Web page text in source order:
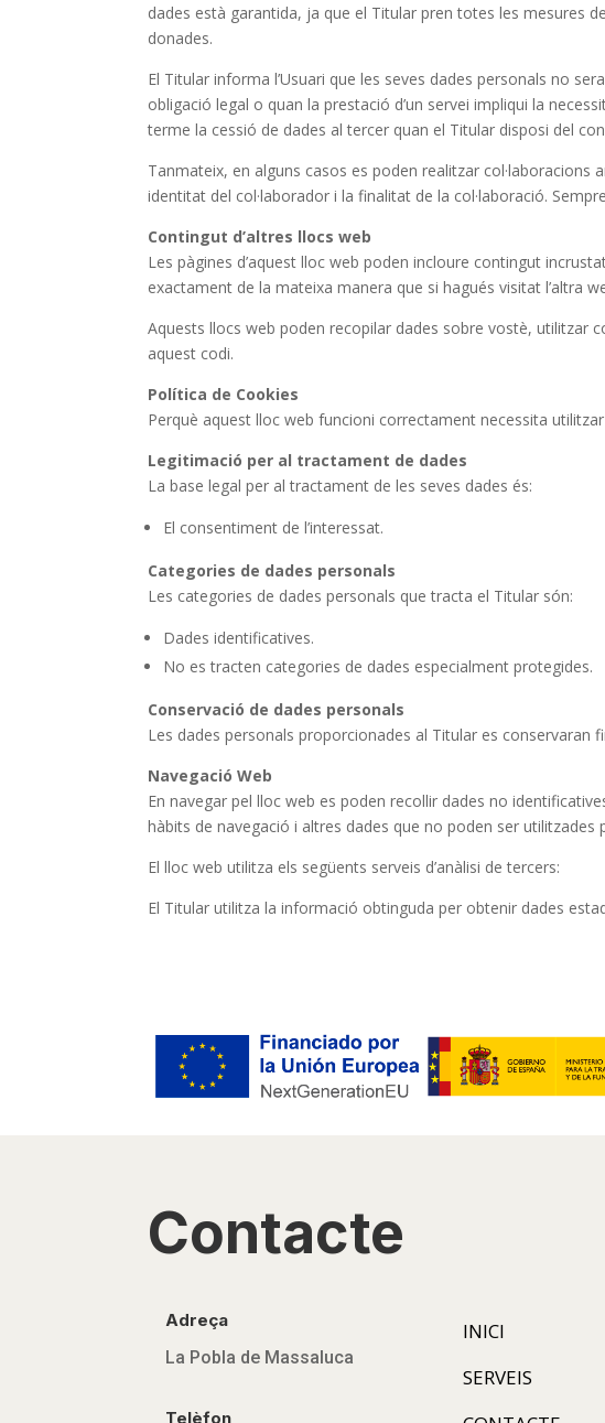
dades està garantida, ja que el Titular pren totes les mesures
donades.
El Titular informa l’Usuari que les seves dades personals no
obligació legal o quan la prestació d’un servei impliqui la
terme la cessió de dades al tercer quan el Titular disposi del
Tanmateix, en alguns casos es poden realitzar
identitat del col·laborador i la finalitat de la col·laboració.
Contingut d’altres llocs web
Les pàgines d’aquest lloc web poden incloure contingut
exactament de la mateixa manera que si hagués visitat l’altra
Aquests llocs web poden recopilar dades sobre vostè, utilitzar
aquest codi.
Política de Cookies
Perquè aquest lloc web funcioni correctament necessita
Legitimació per al tractament de dades
La base legal per al tractament de les seves dades és:
El consentiment de l’interessat.
Categories de dades personals
Les categories de dades personals que tracta el Titular són:
Dades identificatives.
No es tracten categories de dades especialment protegides.
Conservació de dades personals
Les dades personals proporcionades al Titular es conservaran
Navegació Web
En navegar pel lloc web es poden recollir dades no
hàbits de navegació i altres dades que no poden ser utilitzades
El lloc web utilitza els següents serveis d’anàlisi de tercers:
El Titular utilitza la informació obtinguda per obtenir dades
Contacte
Adreça
La Pobla de Massaluca
Telèfon
INICI
SERVEIS